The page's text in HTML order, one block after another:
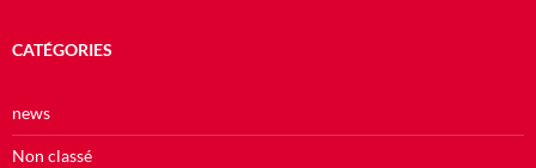
CATÉGORIES
news
Non classé